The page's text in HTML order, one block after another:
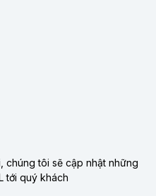
chúng tôi sẽ cập nhật những
tới quý khách